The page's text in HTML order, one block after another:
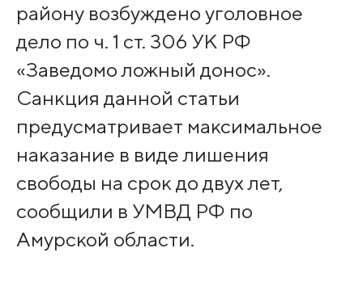
району возбуждено уголовное
дело по ч. 1 ст. 306 УК РФ
«Заведомо ложный донос».
Санкция данной статьи
предусматривает максимальное
наказание в виде лишения
свободы на срок до двух лет,
сообщили в УМВД РФ по
Амурской области.